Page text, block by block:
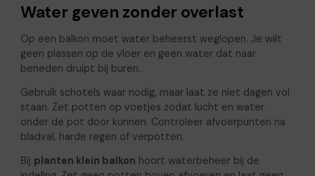
Water geven zonder overlast
Op een balkon moet water beheerst weglopen. Je wilt
geen plassen op de vloer en geen water dat naar
beneden druipt bij buren.
Gebruik schotels waar nodig, maar laat ze niet dagen vol
staan. Zet potten op voetjes zodat lucht en water
onder de pot door kunnen. Controleer afvoerpunten na
bladval, harde regen of verpotten.
Bij planten klein balkon hoort waterbeheer bij de